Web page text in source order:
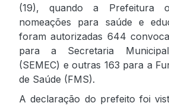
(19), quando a Prefeitura
nomeações para saúde e
foram autorizadas 644
para a Secretaria
(SEMEC) e outras 163 para a
de Saúde (FMS).
A declaração do prefeito foi